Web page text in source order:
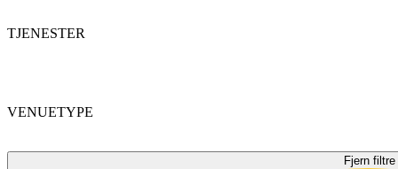
TJENESTER
VENUETYPE
Fjern filtre